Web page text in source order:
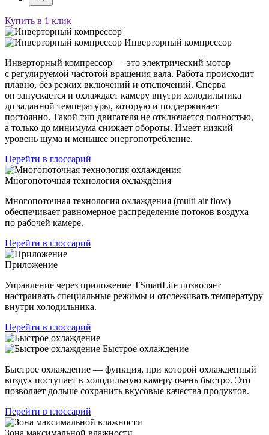
Купить в 1 клик
Инверторный компрессор
Инверторный компрессор — это электрический мотор
с регулируемой частотой вращения вала. Работа происходит
плавно, без резких включений и отключений. Сперва
он запускается и охлаждает камеру внутри холодильника
до заданной температуры, которую и поддерживает
постоянно. Такой тип двигателя не отключается полностью,
а только до минимума снижает обороты. Имеет низкий
уровень шума и меньшее энергопотребление.
Перейти в глоссарий
Многопоточная технология охлаждения
Многопоточная технология охлаждения (multi air flow)
обеспечивает равномерное распределение потоков воздуха
по рабочей камере.
Перейти в глоссарий
Приложение
Управление через приложение TSmartLife позволяет
настраивать специальные режимы и отслеживать температуру
внутри холодильника.
Перейти в глоссарий
Быстрое охлаждение
Быстрое охлаждение — функция, при которой охлажденный
воздух поступает в холодильную камеру очень быстро. Это
позволяет дольше сохранить вкусовые качества продуктов.
Перейти в глоссарий
Зона максимальной влажности